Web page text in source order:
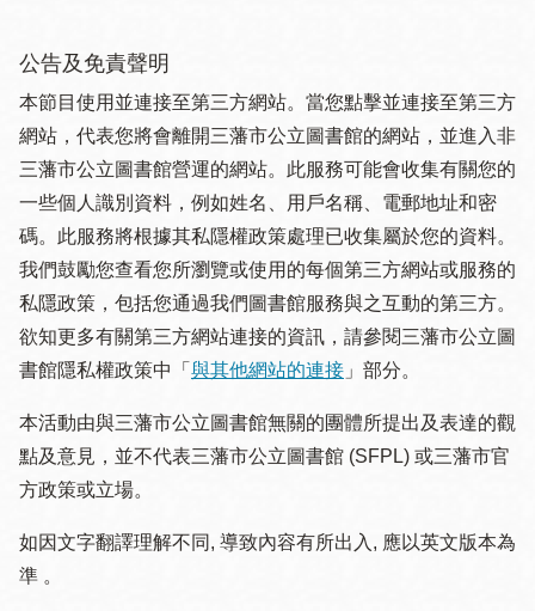
公告及免責聲明
本節目使用並連接至第三方網站。當您點擊並連接至第三方
網站，代表您將會離開三藩市公立圖書館的網站，並進入非
三藩市公立圖書館營運的網站。此服務可能會收集有關您的
一些個人識別資料，例如姓名、用戶名稱、電郵地址和密
碼。此服務將根據其私隱權政策處理已收集屬於您的資料。
我們鼓勵您查看您所瀏覽或使用的每個第三方網站或服務的
私隱政策，包括您通過我們圖書館服務與之互動的第三方。
欲知更多有關第三方網站連接的資訊，請參閱三藩市公立圖
書館隱私權政策中「 與其他網站的連接 」部分。
本活動由與三藩市公立圖書館無關的團體所提出及表達的觀
點及意見，並不代表三藩市公立圖書館 (SFPL) 或三藩市官
方政策或立場。
如因文字翻譯理解不同, 導致內容有所出入, 應以英文版本為
準 。